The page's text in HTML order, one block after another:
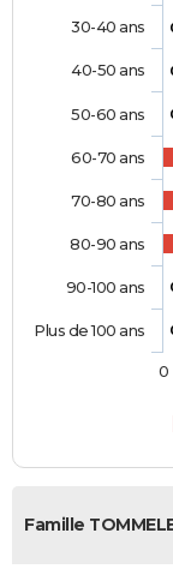
30-40 ans
40-50 ans
50-60 ans
60-70 ans
70-80 ans
80-90 ans
90-100 ans
Plus de 100 ans
0
Famille